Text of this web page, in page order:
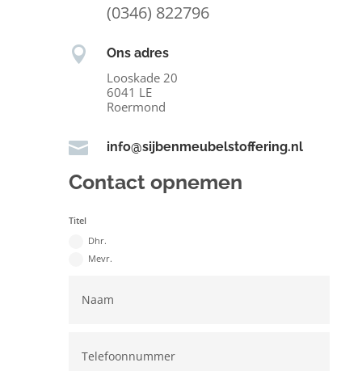
(0346) 822796
 Ons adres
Looskade 20
6041 LE
Roermond
 info@sijbenmeubelstoffering.nl
Contact opnemen
Titel
Dhr.
Mevr.